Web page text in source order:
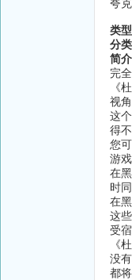
夸
类型
分类
简介
完
《
视
这
得
您
游
在
时
在
这
受
《
没
都